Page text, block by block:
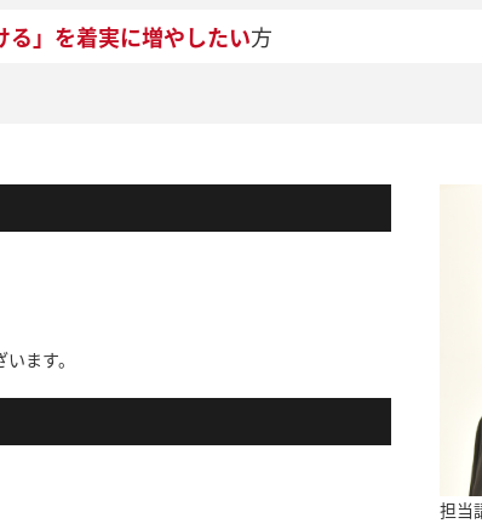
る」を着実に増やしたい方
担当
ます。